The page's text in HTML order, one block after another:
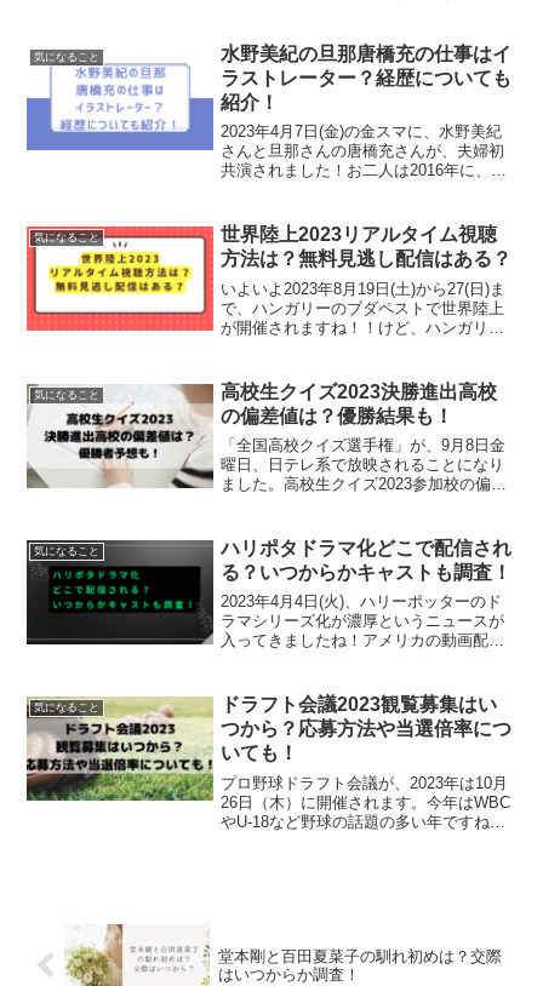
体験ですが、なんと同じ場所で二人のや
りたいこと...
気になること
水野美紀の旦那唐橋充の仕事はイ
ラストレーター？経歴についても
紹介！
2023年4月7日(金)の金スマに、水野美紀
さんと旦那さんの唐橋充さんが、夫婦初
共演されました！お二人は2016年に、出
着されるのは初めてだったんですね！そ
んなお二人...
気になること
世界陸上2023リアルタイム視聴
方法は？無料見逃し配信はある？
いよいよ2023年8月19日(土)から27(日)ま
で、ハンガリーのブダペストで世界陸上
が開催されますね！！けど、ハンガリー
こと難しかったりしますよね！？そこ
で、この記...
気になること
高校生クイズ2023決勝進出高校
の偏差値は？優勝結果も！
「全国高校クイズ選手権」が、9月8日金
曜日、日テレ系で放映されることになり
ました。高校生クイズ2023参加校の偏差
値は？優勝者予想も！」について調べて
みました。
気になること
ハリポタドラマ化どこで配信され
る？いつからかキャストも調査！
2023年4月4日(火)、ハリーポッターのド
ラマシリーズ化が濃厚というニュースが
入ってきましたね！アメリカの動画配信
すが、この契約が正式に結ばれると、日
本でも見れ...
気になること
ドラフト会議2023観覧募集はい
つから？応募方法や当選倍率につ
いても！
プロ野球ドラフト会議が、2023年は10月
26日（木）に開催されます。今年はWBC
やU-18など野球の話題の多い年ですね。
堂本剛と百田夏菜子の馴れ初めは？交際
はいつからか調査！